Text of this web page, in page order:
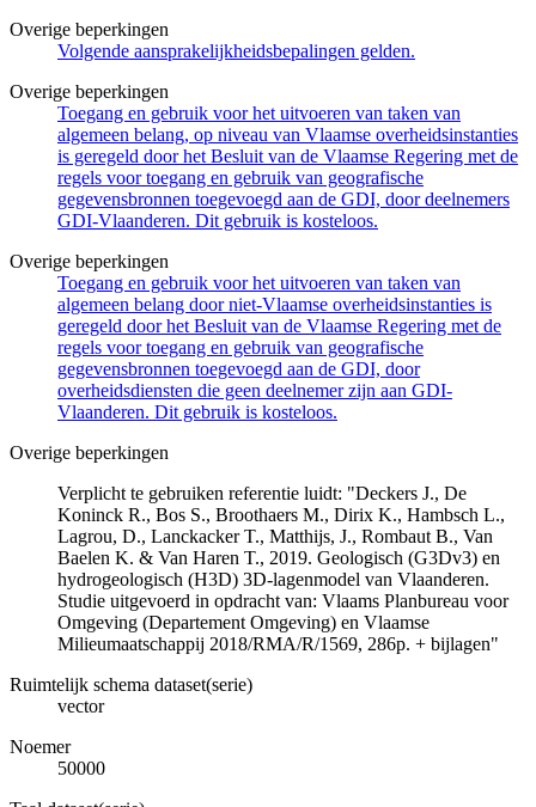
Overige beperkingen
Volgende aansprakelijkheidsbepalingen gelden.
Overige beperkingen
Toegang en gebruik voor het uitvoeren van taken van
algemeen belang, op niveau van Vlaamse overheidsinstanties
is geregeld door het Besluit van de Vlaamse Regering met de
regels voor toegang en gebruik van geografische
gegevensbronnen toegevoegd aan de GDI, door deelnemers
GDI-Vlaanderen. Dit gebruik is kosteloos.
Overige beperkingen
Toegang en gebruik voor het uitvoeren van taken van
algemeen belang door niet-Vlaamse overheidsinstanties is
geregeld door het Besluit van de Vlaamse Regering met de
regels voor toegang en gebruik van geografische
gegevensbronnen toegevoegd aan de GDI, door
overheidsdiensten die geen deelnemer zijn aan GDI-
Vlaanderen. Dit gebruik is kosteloos.
Overige beperkingen
Verplicht te gebruiken referentie luidt: "Deckers J., De
Koninck R., Bos S., Broothaers M., Dirix K., Hambsch L.,
Lagrou, D., Lanckacker T., Matthijs, J., Rombaut B., Van
Baelen K. & Van Haren T., 2019. Geologisch (G3Dv3) en
hydrogeologisch (H3D) 3D-lagenmodel van Vlaanderen.
Studie uitgevoerd in opdracht van: Vlaams Planbureau voor
Omgeving (Departement Omgeving) en Vlaamse
Milieumaatschappij 2018/RMA/R/1569, 286p. + bijlagen"
Ruimtelijk schema dataset(serie)
vector
Noemer
50000